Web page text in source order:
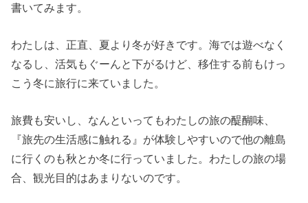
書いてみます。
わたしは、正直、夏より冬が好きです。海では遊べなく
なるし、活気もぐーんと下がるけど、移住する前もけっ
こう冬に旅行に来ていました。
旅費も安いし、なんといってもわたしの旅の醍醐味、
『旅先の生活感に触れる』が体験しやすいので他の離島
に行くのも秋とか冬に行っていました。わたしの旅の場
合、観光目的はあまりないのです。